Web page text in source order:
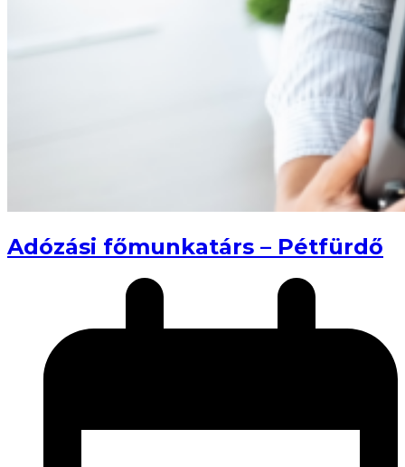
Adózási főmunkatárs – Pétfürdő